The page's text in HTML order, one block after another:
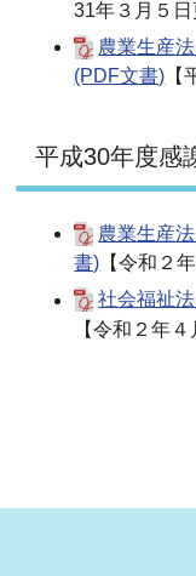
31年３月５日
農業生産
(PDF文書)
平成30年度感
農業生産
書) 【令和２
社会福祉
【令和２年